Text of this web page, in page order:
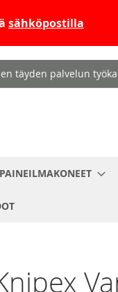
sähköpostilla
täyden palvelun
PAINEILMAKONEET